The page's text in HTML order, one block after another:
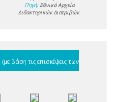
Πηγή: Εθνικό Αρχείο
Διδακτορικών Διατριβών.
(με βάση τις επισκέψεις των